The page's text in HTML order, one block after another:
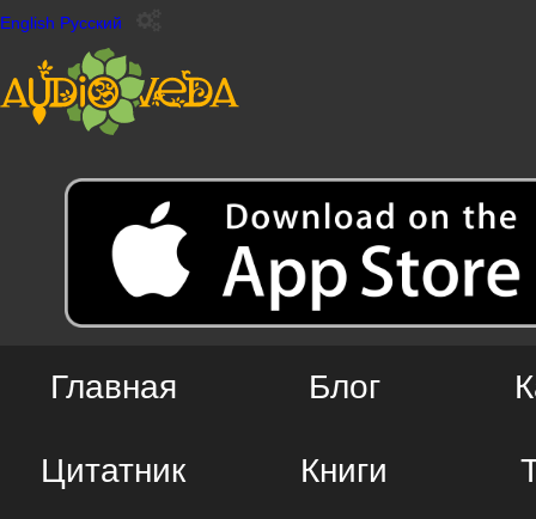
English Русский
Главная Блог
Цитатник Книги